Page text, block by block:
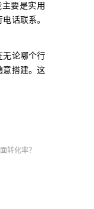
要是实用
话联系。
无论哪个行
意搭建。这
转化率？